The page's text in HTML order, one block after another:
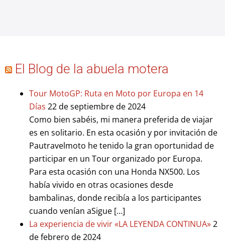
El Blog de la abuela motera
Tour MotoGP: Ruta en Moto por Europa en 14
Días 22 de septiembre de 2024
Como bien sabéis, mi manera preferida de viajar
es en solitario. En esta ocasión y por invitación de
Pautravelmoto he tenido la gran oportunidad de
participar en un Tour organizado por Europa.
Para esta ocasión con una Honda NX500. Los
había vivido en otras ocasiones desde
bambalinas, donde recibía a los participantes
cuando venían aSigue […]
La experiencia de vivir «LA LEYENDA CONTINUA»2
de febrero de 2024